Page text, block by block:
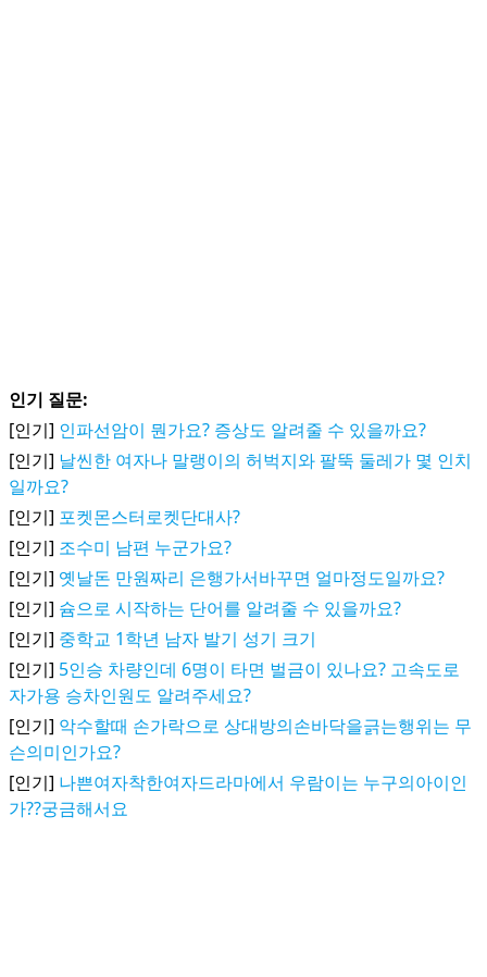
인기 질문:
[인기] 인파선암이 뭔가요? 증상도 알려줄 수 있을까요?
[인기] 날씬한 여자나 말랭이의 허벅지와 팔뚝 둘레가 몇 인치
일까요?
[인기] 포켓몬스터로켓단대사?
[인기] 조수미 남편 누군가요?
[인기] 옛날돈 만원짜리 은행가서바꾸면 얼마정도일까요?
[인기] 슘으로 시작하는 단어를 알려줄 수 있을까요?
[인기] 중학교 1학년 남자 발기 성기 크기
[인기] 5인승 차량인데 6명이 타면 벌금이 있나요? 고속도로
자가용 승차인원도 알려주세요?
[인기] 악수할때 손가락으로 상대방의손바닥을긁는행위는 무
슨의미인가요?
[인기] 나쁜여자착한여자드라마에서 우람이는 누구의아이인
가??궁금해서요